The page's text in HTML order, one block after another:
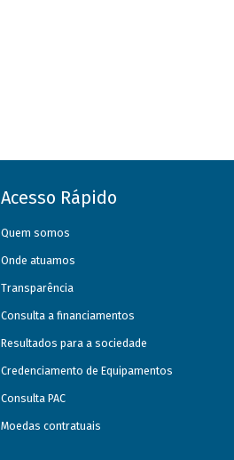
Acesso Rápido
Quem somos
Onde atuamos
Transparência
Consulta a financiamentos
Resultados para a sociedade
Credenciamento de Equipamentos
Consulta PAC
Moedas contratuais